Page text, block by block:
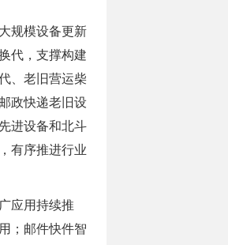
规模设备更新
代，支撑构建
、老旧营运柴
政快递老旧设
进设备和北斗
有序推进行业
应用持续推
；邮件快件智